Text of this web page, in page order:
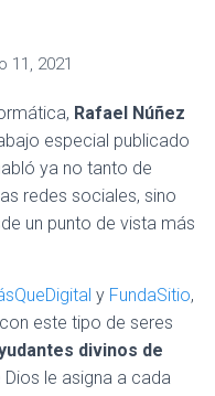
11, 2021
Rafael Núñez
especial publicado
ya no tanto de
redes sociales, sino
un punto de vista más
y FundaSitio,
este tipo de seres
divinos de
le asigna a cada